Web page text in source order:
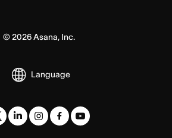
© 2026Asana, Inc.
Language